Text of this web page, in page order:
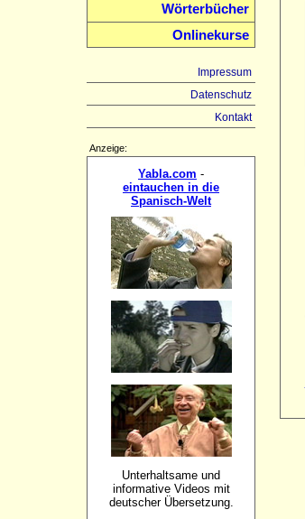
Wörterbücher
Onlinekurse
Impressum
Datenschutz
Kontakt
Anzeige:
Yabla.com -
eintauchen in die
Spanisch-Welt
Unterhaltsame und
informative Videos mit
deutscher Übersetzung.